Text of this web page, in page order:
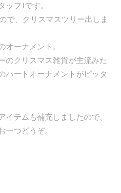
ッフJです。
で、クリスマスツリー出しま
オーナメント。
のクリスマス雑貨が主流みた
ハートオーナメントがピッタ
テムも補充しましたので、
一つどうぞ。